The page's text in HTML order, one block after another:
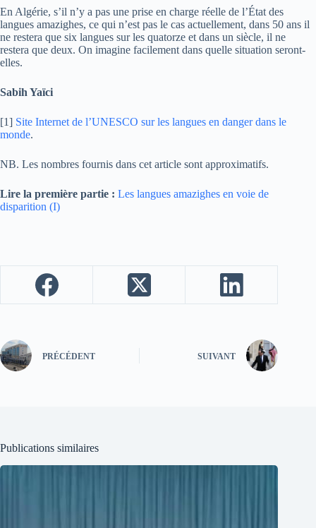
En Algérie, s’il n’y a pas une prise en charge réelle de l’État des
langues amazighes, ce qui n’est pas le cas actuellement, dans 50 ans il
ne restera que six langues sur les quatorze et dans un siècle, il ne
restera que deux. On imagine facilement dans quelle situation seront-
elles.
Sabih Yaïci
[1] Site Internet de l’UNESCO sur les langues en danger dans le
monde.
NB. Les nombres fournis dans cet article sont approximatifs.
Lire la première partie : Les langues amazighes en voie de
disparition (I)
PRÉCÉDENT SUIVANT
Publications similaires